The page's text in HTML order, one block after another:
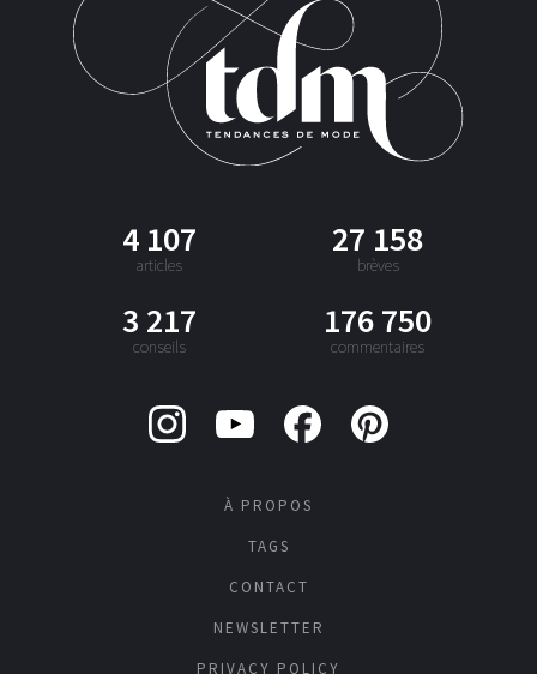
4 107
articles
27 158
brèves
3 217
conseils
176 750
commentaires
À PROPOS
TAGS
CONTACT
NEWSLETTER
PRIVACY POLICY